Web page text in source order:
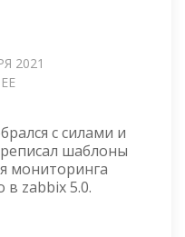
2021
—
ШАБЛОНЫ
ДЛЯ
МОНИТОРИНГА
с силами и
шаблоны
мониторинга
в zabbix 5.0.